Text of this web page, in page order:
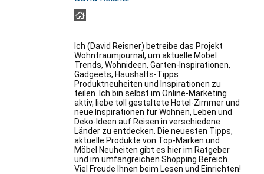
Ich (David Reisner) betreibe das Projekt
Wohntraumjournal, um aktuelle Möbel
Trends, Wohnideen, Garten-Inspirationen,
Gadgeets, Haushalts-Tipps
Produktneuheiten und Inspirationen zu
teilen. Ich bin selbst im Online-Marketing
aktiv, liebe toll gestaltete Hotel-Zimmer und
neue Inspirationen für Wohnen, Leben und
Deko-Ideen auf Reisen in verschiedene
Länder zu entdecken. Die neuesten Tipps,
aktuelle Produkte von Top-Marken und
Möbel Neuheiten gibt es hier im Ratgeber
und im umfangreichen Shopping Bereich.
Viel Freude Ihnen beim Lesen und Einrichten!